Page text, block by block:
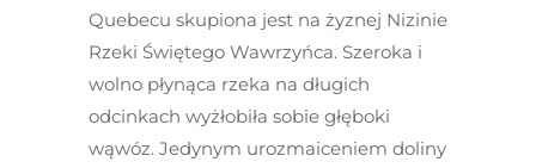
Quebecu skupiona jest na żyznej Nizinie
Rzeki Świętego Wawrzyńca. Szeroka i
wolno płynąca rzeka na długich
odcinkach wyżłobiła sobie głęboki
wąwóz. Jedynym urozmaiceniem doliny